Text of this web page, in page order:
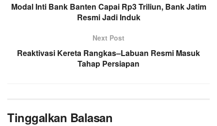
Modal Inti Bank Banten Capai Rp3 Triliun, Bank Jatim
Resmi Jadi Induk
Next Post
Reaktivasi Kereta Rangkas–Labuan Resmi Masuk
Tahap Persiapan
Tinggalkan Balasan